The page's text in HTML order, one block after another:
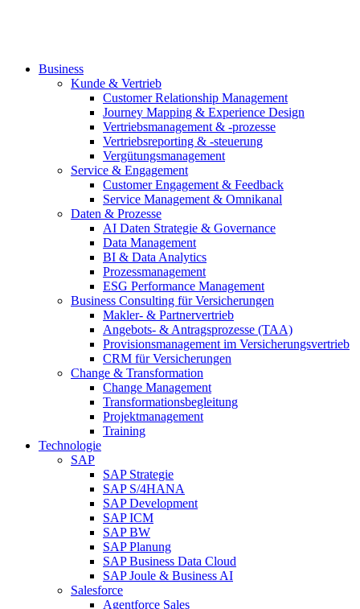
Business
Kunde & Vertrieb
Customer Relationship Management
Journey Mapping & Experience Design
Vertriebsmanagement & -prozesse
Vertriebsreporting & -steuerung
Vergütungsmanagement
Service & Engagement
Customer Engagement & Feedback
Service Management & Omnikanal
Daten & Prozesse
AI Daten Strategie & Governance
Data Management
BI & Data Analytics
Prozessmanagement
ESG Performance Management
Business Consulting für Versicherungen
Makler- & Partnervertrieb
Angebots- & Antragsprozesse (TAA)
Provisionsmanagement im Versicherungsvertrieb
CRM für Versicherungen
Change & Transformation
Change Management
Transformationsbegleitung
Projektmanagement
Training
Technologie
SAP
SAP Strategie
SAP S/4HANA
SAP Development
SAP ICM
SAP BW
SAP Planung
SAP Business Data Cloud
SAP Joule & Business AI
Salesforce
Agentforce Sales